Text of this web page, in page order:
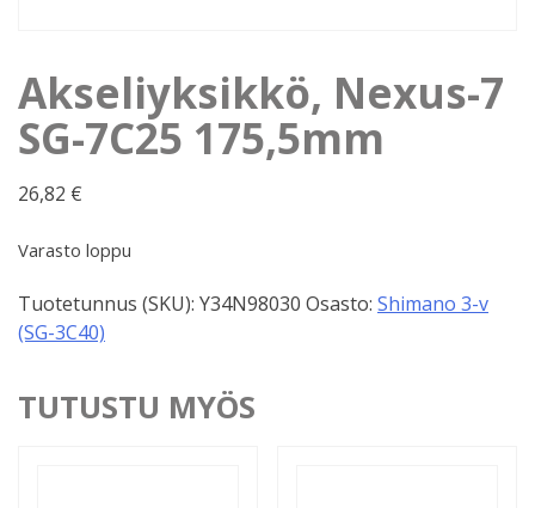
Akseliyksikkö, Nexus-7
SG-7C25 175,5mm
26,82 €
Varasto loppu
Tuotetunnus (SKU): Y34N98030 Osasto: Shimano 3-v
(SG-3C40)
TUTUSTU MYÖS